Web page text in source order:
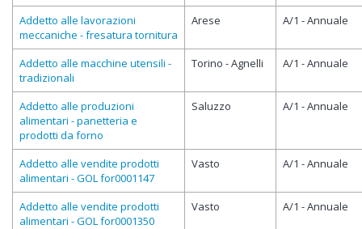
Addetto alle lavorazioni
meccaniche - fresatura tornitura
Arese A/1 - Annuale
Addetto alle macchine utensili -
tradizionali
Torino - Agnelli A/1 - Annuale
Addetto alle produzioni
alimentari - panetteria e
prodotti da forno
Saluzzo A/1 - Annuale
Addetto alle vendite prodotti
alimentari - GOL for0001147
Vasto A/1 - Annuale
Addetto alle vendite prodotti
alimentari - GOL for0001350
Vasto A/1 - Annuale